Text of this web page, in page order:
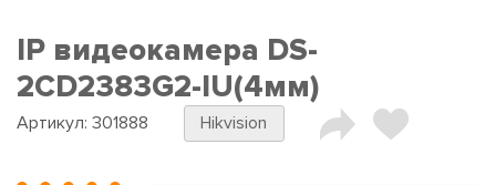
IP видеокамера DS-
2CD2383G2-IU(4мм)
Артикул: 301888 Hikvision